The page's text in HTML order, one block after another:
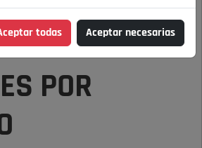
A LOS
POR
todas Aceptar necesarias